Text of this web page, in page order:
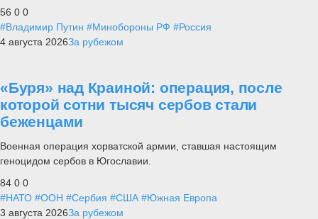
56 0 0
#Владимир Путин #Минобороны РФ #Россия
4 августа 2026За рубежом
«Буря» над Краиной: операция, после
которой сотни тысяч сербов стали
беженцами
Военная операция хорватской армии, ставшая настоящим
геноцидом сербов в Югославии.
84 0 0
#НАТО #ООН #Сербия #США #Южная Европа
3 августа 2026За рубежом